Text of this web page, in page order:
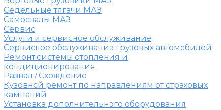
Седельные тягачи МАЗ
Самосвалы МАЗ
Сервис
Услуги и сервисное обслуживание
Сервисное обслуживание грузовых автомобилей
Ремонт системы отопления и
кондиционирования
Развал / Схождение
Кузовной ремонт по направлениям от страховых
кампаний
Установка дополнительного оборудования